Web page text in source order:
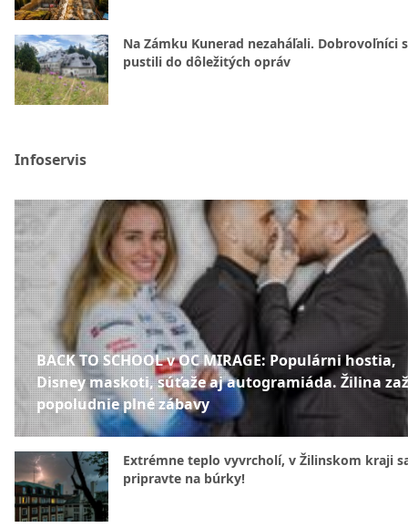
Na Zámku Kunerad nezaháľali. Dobrovoľníci
pustili do dôležitých opráv
Infoservis
BACK TO SCHOOL v OC MIRAGE: Populárni hostia,
Disney maskoti, súťaže aj autogramiáda. Žilina
popoludnie plné zábavy
Extrémne teplo vyvrcholí, v Žilinskom kraji
pripravte na búrky!